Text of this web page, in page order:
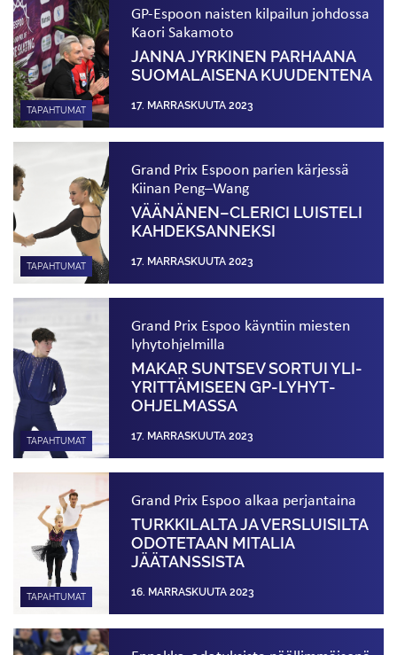
TAPAHTUMAT
GP-Espoon naisten kilpailun johdossa
Kaori Sakamoto
JANNA JYRKINEN PARHAANA
SUOMALAISENA KUUDENTENA
17. MARRASKUUTA 2023
TAPAHTUMAT
Grand Prix Espoon parien kärjessä
Kiinan Peng–Wang
VÄÄNÄNEN–CLERICI LUISTELI
KAHDEKSANNEKSI
17. MARRASKUUTA 2023
TAPAHTUMAT
Grand Prix Espoo käyntiin miesten
lyhytohjelmilla
MAKAR SUNTSEV SORTUI YLI­
YRITTÄMISEEN GP-LYHYT­
OHJELMASSA
17. MARRASKUUTA 2023
TAPAHTUMAT
Grand Prix Espoo alkaa perjantaina
TURKKILALTA JA VERSLUISILTA
ODOTETAAN MITALIA
JÄÄTANSSISTA
16. MARRASKUUTA 2023